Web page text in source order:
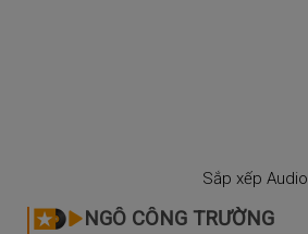
Sắp xếp Audio
NGÔ CÔNG TRƯỜNG